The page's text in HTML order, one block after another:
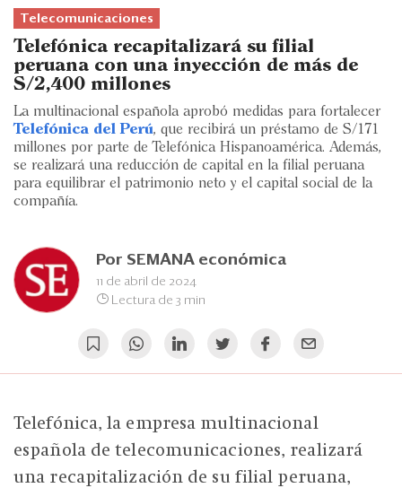
Eventos
Blogs
Ranking CEO
Edición Impresa
Telecomunicaciones
Telefónica recapitalizará su filial
peruana con una inyección de más de
S/2,400 millones
La multinacional española aprobó medidas para fortalecer
Telefónica del Perú, que recibirá un préstamo de S/171
millones por parte de Telefónica Hispanoamérica. Además,
se realizará una reducción de capital en la filial peruana
para equilibrar el patrimonio neto y el capital social de la
compañía.
Por SEMANA económica
11 de abril de 2024
Lectura de 3 min
Telefónica, la empresa multinacional
española de telecomunicaciones, realizará
una recapitalización de su filial peruana,